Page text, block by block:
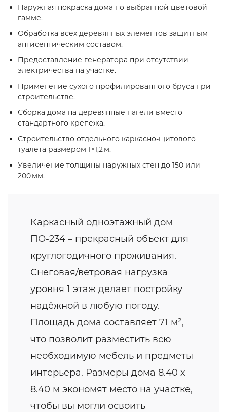
Наружная покраска дома по выбранной цветовой
гамме.
Обработка всех деревянных элементов защитным
антисептическим составом.
Предоставление генератора при отсутствии
электричества на участке.
Применение сухого профилированного бруса при
строительстве.
Сборка дома на деревянные нагели вместо
стандартного крепежа.
Строительство отдельного каркасно‑щитового
туалета размером 1×1,2 м.
Увеличение толщины наружных стен до 150 или
200 мм.
Каркасный одноэтажный дом
ПО-234 – прекрасный объект для
круглогодичного проживания.
Снеговая/ветровая нагрузка
уровня 1 этаж делает постройку
надёжной в любую погоду.
Площадь дома составляет 71 м²,
что позволит разместить всю
необходимую мебель и предметы
интерьера. Размеры дома 8.40 x
8.40 м экономят место на участке,
чтобы вы могли освоить